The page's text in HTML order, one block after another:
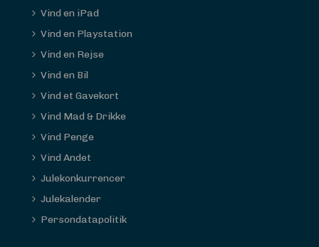
Vind en iPad
Vind en Playstation
Vind en Rejse
Vind en Bil
Vind et Gavekort
Vind Mad & Drikke
Vind Penge
Vind Andet
Julekonkurrencer
Julekalender
Persondatapolitik